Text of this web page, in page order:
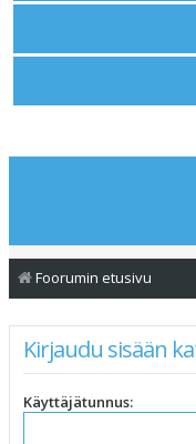
Foorumin etusivu
Kirjaudu sisään
Käyttäjätunnus: